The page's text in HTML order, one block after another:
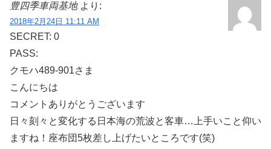
豊四季車両基地 より:
2018年2月24日 11:11 AM
SECRET: 0
PASS:
クモハ489-901さま
こんにちは
コメントありがとうございます
日々刻々と変化する日本海の荒波と客車…上手いこと仰い
ますね！座布団5枚差し上げたいところです(笑)